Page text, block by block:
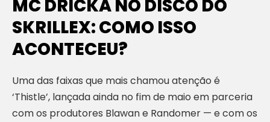
MC DRICKA NO DISCO DO
SKRILLEX: COMO ISSO
ACONTECEU?
Uma das faixas que mais chamou atenção é
‘Thistle’, lançada ainda no fim de maio em parceria
com os produtores Blawan e Randomer — e com os